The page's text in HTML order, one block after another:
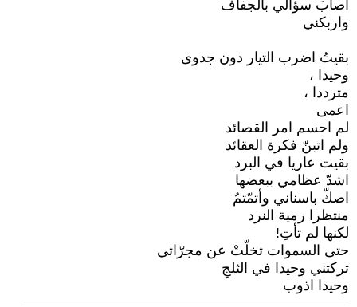
اصابَ سؤالي بالجفاف
واربكني
بقيتُ اضرب التيار دون جدوى
وحيدا ،
مترددا ،
اعمى
لم احسم امر القصائد
ولم اتبنّ فكرة العقائد
بقيت عاريا في البرد
اشدّ عظامي ببعضها
اصكّ باسناني وأتمّتمُ
منتظرا رمية النرد
لكنها لم تأتِ!
حتى السموات تخلّتْ عن مجرّاتي
تركتني وحيدا في الثلجِ
وحيدا اذوب